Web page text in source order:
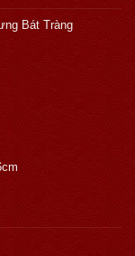
Bát Tràng